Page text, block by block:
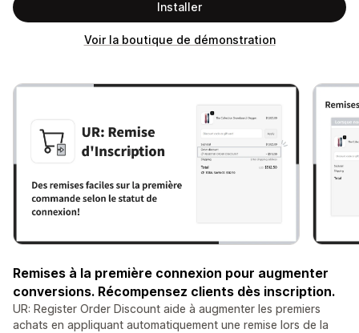
Installer
Voir la boutique de démonstration
Remises à la première connexion pour augmenter
conversions. Récompensez clients dès inscription.
UR: Register Order Discount aide à augmenter les premiers
achats en appliquant automatiquement une remise lors de la